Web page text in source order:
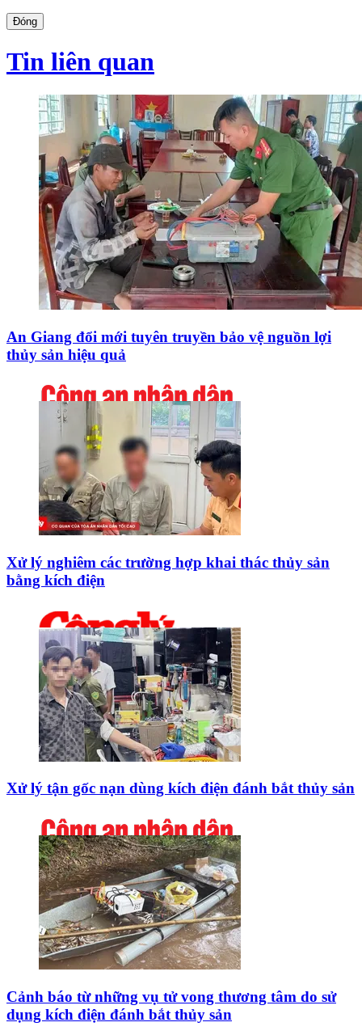
Đóng
Tin liên quan
An Giang đổi mới tuyên truyền bảo vệ nguồn lợi
thủy sản hiệu quả
Xử lý nghiêm các trường hợp khai thác thủy sản
bằng kích điện
Xử lý tận gốc nạn dùng kích điện đánh bắt thủy sản
Cảnh báo từ những vụ tử vong thương tâm do sử
dụng kích điện đánh bắt thủy sản